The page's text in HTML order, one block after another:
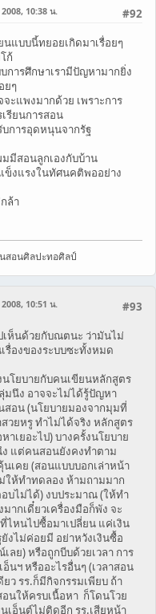
#92
10:38 น.
นแบบนี้ทยอยเกิดมาเรื่อยๆ
ก้
การศึกษาเรามีปัญหามากยิ่ง
ยๆ
ะแพงมากด้วย เพราะการ
รียนการสอน
การอุดหนุนจากรัฐ
มมีสอนลูกเองกับบ้าน
ข็งแรงในทัศนคติพออย่าง
ล้า
นสอนศิลปะทอศิลป์
#93
10:51 น.
เห็นด้วยกับณตนะ ว่ามันไม่
รื่องของระบบซะทั้งหมด
นโยบายกับคนเขียนหลักสูตร
มนึง อาจจะไม่ได้รู้ปัญหา
สอน (นโยบายมองจากมุมที่
วยหรู ทำไม่ได้จริง หลักสูตร
าเยอะไป) บางครั้งนโยบาย
ง แต่คนสอนยังคงทำตาม
นเคย (สอนแบบบอกเล่าหน้า
ให้ทำทดลอง ห้ามถามมาก
อบไม่ได้) งบประมาณ (ให้ทำ
ากเดี๋ยวเครื่องมือก็พัง จะ
ที่ไหนไปซื้อมาเปลี่ยน แค่เงิน
งไม่ค่อยมี อย่าหวังเงินซื้อ
ลย) หรือถูกบีบด้วยเวลา การ
อ็นฯ หรืออะไรอื่นๆ (เวลาสอน
ว รร.​ก็มีกิจกรรมเพียบ ถ้า
อนให้ครบเนื้อหา ก็โดนโวย
เอ็นต์ไม่ติดอีก รร.เสียหน้า